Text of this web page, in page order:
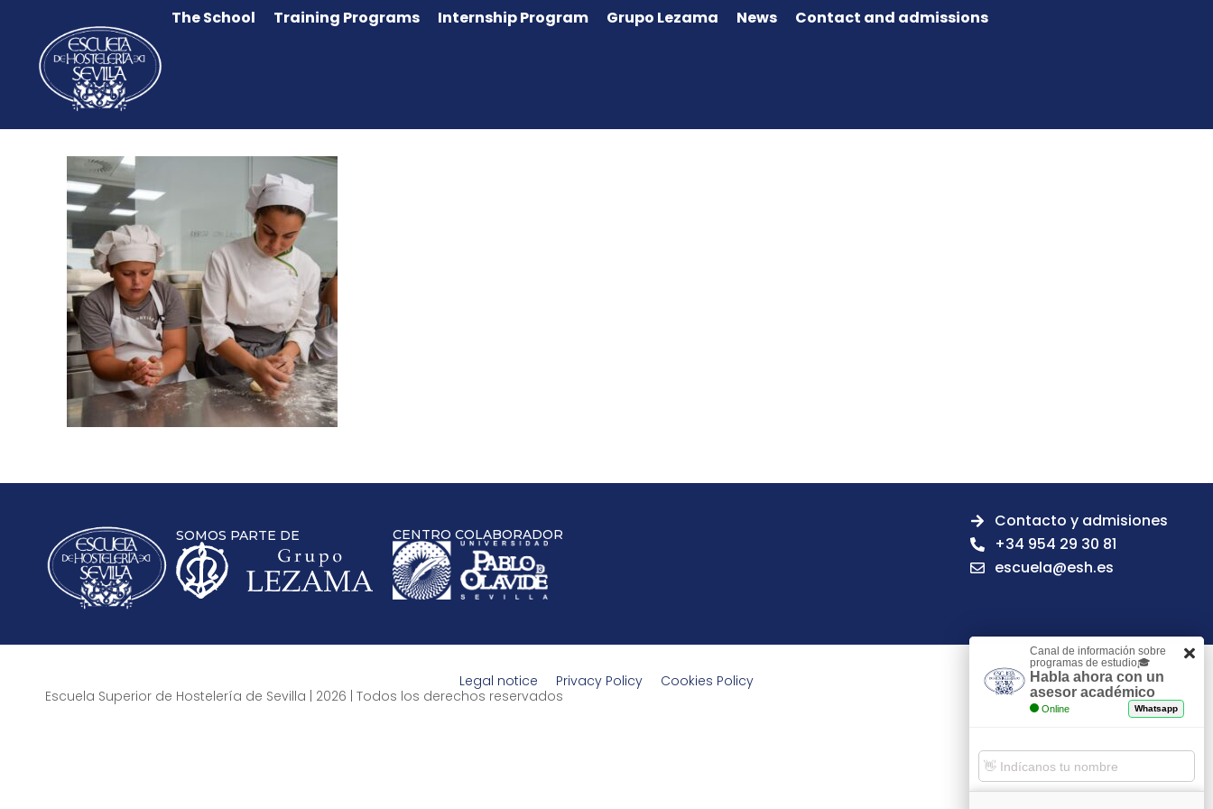
The School Training Programs Internship Program Grupo Lezama News Contact and admissions
SOMOS PARTE DE CENTRO COLABORADOR
Contacto y admisiones
+34 954 29 30 81
escuela@esh.es
Legal notice Privacy Policy
Cookies Policy
Escuela Superior de Hostelería de Sevilla | 2026 | Todos los derechos reservados
Canal de información sobre
programas de estudio🎓
Habla ahora con un
asesor académico
Online Whatsapp